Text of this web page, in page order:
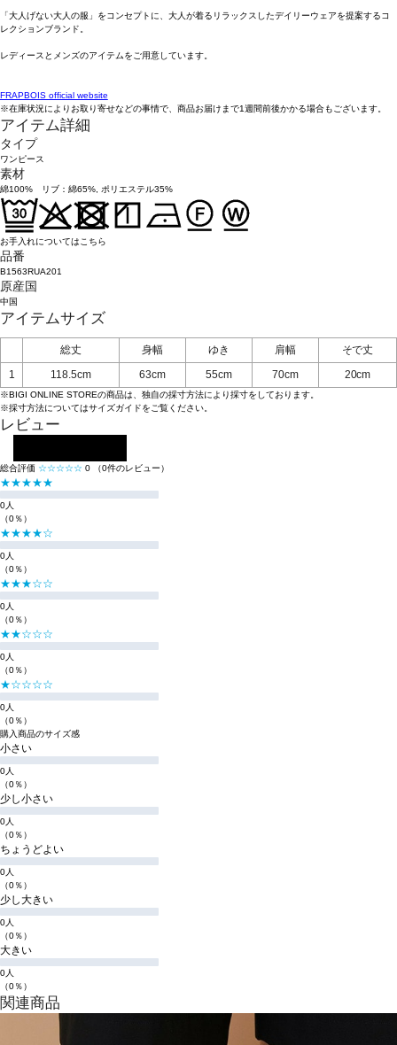
「大人げない大人の服」をコンセプトに、大人が着るリラックスしたデイリーウェアを提案するコ
レクションブランド。
レディースとメンズのアイテムをご用意しています。
FRAPBOIS official website
※在庫状況によりお取り寄せなどの事情で、商品お届けまで1週間前後かかる場合もございます。
アイテム詳細
タイプ
ワンピース
素材
綿100% リブ：綿65%, ポリエステル35%
お手入れについてはこちら
品番
B1563RUA201
原産国
中国
アイテムサイズ
総丈 身幅 ゆき 肩幅
そで丈
1
118.5cm 63cm 55cm 70cm 20cm
※BIGI ONLINE STOREの商品は、独自の採寸方法により採寸をしております。
※採寸方法についてはサイズガイドをご覧ください。
レビュー
総合評価 ☆☆☆☆☆ 0 （0件のレビュー）
★★★★★
0人
（0％）
★★★★☆
0人
（0％）
★★★☆☆
0人
（0％）
★★☆☆☆
0人
（0％）
★☆☆☆☆
0人
（0％）
購入商品のサイズ感
小さい
0人
（0％）
少し小さい
0人
（0％）
ちょうどよい
0人
（0％）
少し大きい
0人
（0％）
大きい
0人
（0％）
関連商品